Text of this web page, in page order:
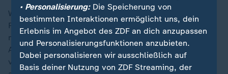
Wie mehrere Lagezentren und Leitstellen von
Rettungsdienst und Feuerwehr mitteilten, waren
mehrere Bundesländer betroffen. Allerdings waren die
Ausfälle nicht flächendeckend und in den
verschiedenen Regionen auch unterschiedlich lang
• Personalisierung:Die Speicherung von
bestimmten Interaktionen ermöglicht uns, dein
Erlebnis im Angebot des ZDF an dich anzupassen
und Personalisierungsfunktionen anzubieten.
Dabei personalisieren wir ausschließlich auf
Basis deiner Nutzung von ZDF Streaming, der